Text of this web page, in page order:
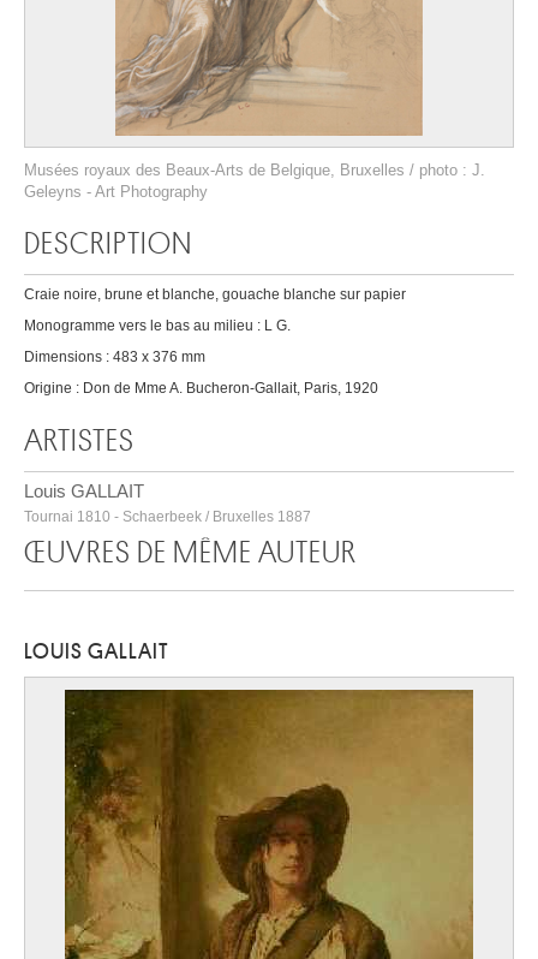
Musées royaux des Beaux-Arts de Belgique, Bruxelles / photo : J.
Geleyns - Art Photography
DESCRIPTION
Craie noire, brune et blanche, gouache blanche sur papier
Monogramme vers le bas au milieu : L G.
Dimensions : 483 x 376 mm
Origine : Don de Mme A. Bucheron-Gallait, Paris, 1920
ARTISTES
Louis GALLAIT
Tournai 1810 - Schaerbeek / Bruxelles 1887
ŒUVRES DE MÊME AUTEUR
LOUIS GALLAIT